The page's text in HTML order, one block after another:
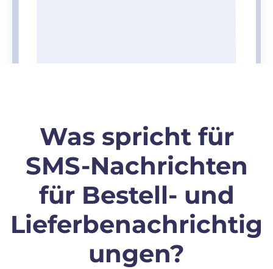
Was spricht für
SMS-Nachrichten
für Bestell- und
Lieferbenachrichtig
ungen?